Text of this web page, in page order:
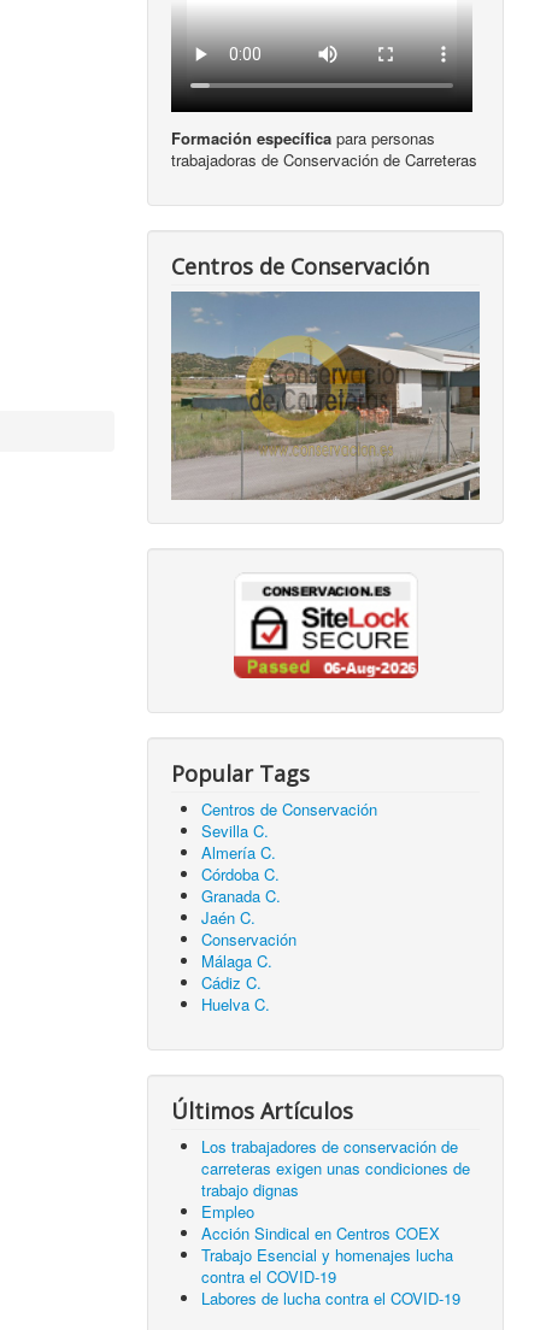
Formación específica para personas
trabajadoras de Conservación de Carreteras
Centros de Conservación
Popular Tags
Centros de Conservación
Sevilla C.
Almería C.
Córdoba C.
Granada C.
Jaén C.
Conservación
Málaga C.
Cádiz C.
Huelva C.
Últimos Artículos
Los trabajadores de conservación de
carreteras exigen unas condiciones de
trabajo dignas
Empleo
Acción Sindical en Centros COEX
Trabajo Esencial y homenajes lucha
contra el COVID-19
Labores de lucha contra el COVID-19